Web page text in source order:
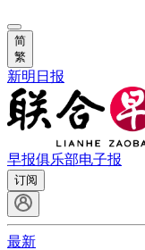
简
繁
新明日报
早报俱乐部电子报
订阅
最新